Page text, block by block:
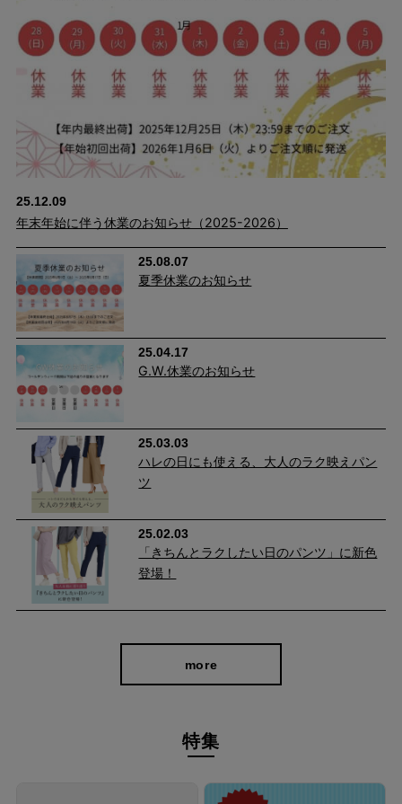
やわらかストレッチで快適に過ごせる
新しいデニムは穿き馴染むまでに時間がかかるイメージがありま
せんか？
このデニムは柔らかくストレッチ性があるため、初めて脚を入れ
る時から穿き心地が快適。 動きに合わせてしっかり伸びるので一
日中ストレスフリーです。
25.12.09
年末年始に伴う休業のお知らせ（2025-2026）
25.08.07
夏季休業のお知らせ
25.04.17
G.W.休業のお知らせ
25.03.03
ハレの日にも使える、大人のラク映えパン
ツ
25.02.03
「きちんとラクしたい日のパンツ」に新色
登場！
more
特集